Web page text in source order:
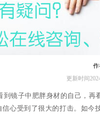
作
更新时间
子中肥胖身材的自己，再看
信心受到了很大的打击。如今